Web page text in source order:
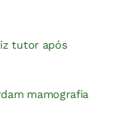
tutor após
mamografia